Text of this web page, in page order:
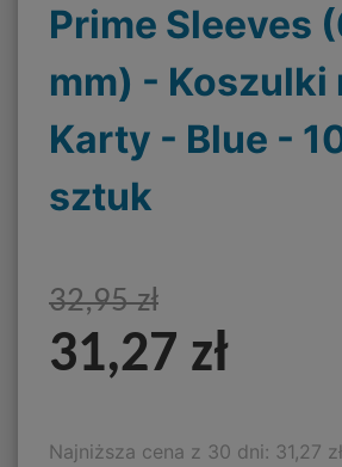
Prime Sleeves
mm) - Koszulki
Karty - Blue -
sztuk
32,95 zł
31,27 zł
Najniższa cena z 30 dni: 31,27 zł